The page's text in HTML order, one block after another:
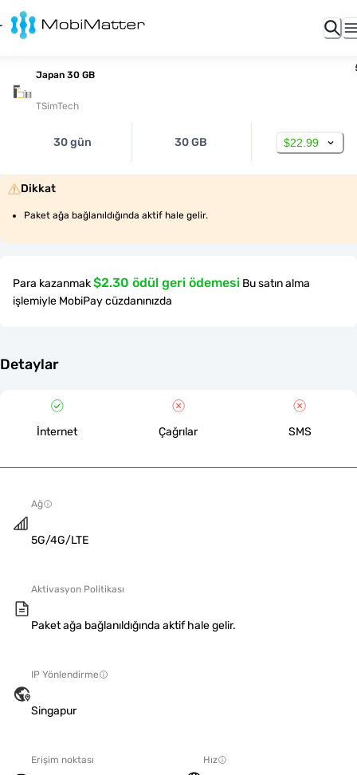
Japan 30 GB
TSimTech
30 gün 30 GB $22.99
Dikkat
Paket ağa bağlanıldığında aktif hale gelir.
Para kazanmak$2.30 ödül geri ödemesi Bu satın alma
işlemiyle MobiPay cüzdanınızda
Detaylar
İnternet Çağrılar SMS
Ağ
5G/4G/LTE
Aktivasyon Politikası
Paket ağa bağlanıldığında aktif hale gelir.
IP Yönlendirme
Singapur
Erişim noktası Hız